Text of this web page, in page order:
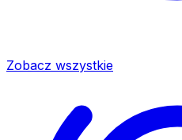
Zobacz wszystkie